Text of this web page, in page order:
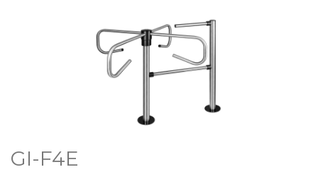
GI-F4E